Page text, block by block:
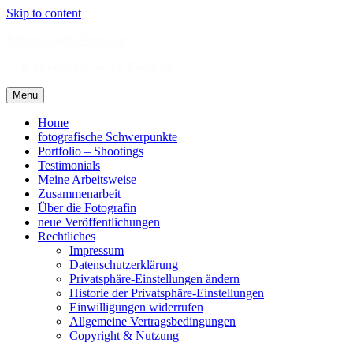
Skip to content
Menu
Home
fotografische Schwerpunkte
Portfolio – Shootings
Testimonials
Meine Arbeitsweise
Zusammenarbeit
Über die Fotografin
neue Veröffentlichungen
Rechtliches
Impressum
Datenschutzerklärung
Privatsphäre-Einstellungen ändern
Historie der Privatsphäre-Einstellungen
Einwilligungen widerrufen
Allgemeine Vertragsbedingungen
Copyright & Nutzung